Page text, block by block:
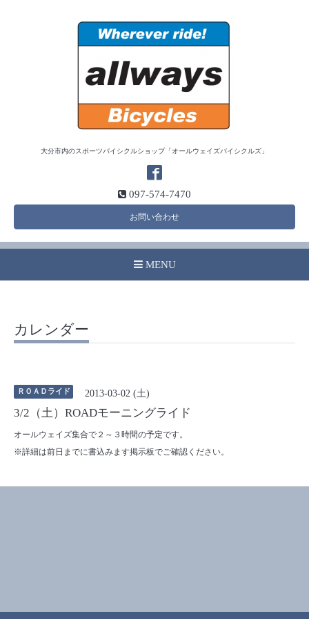
大分市内のスポーツバイシクルショップ「オールウェイズバイシクルズ」
097-574-7470
お問い合わせ
MENU
カレンダー
ＲＯＡＤライド 2013-03-02 (土)
3/2（土）ROADモーニングライド
オールウェイズ集合で２～３時間の予定です。
※詳細は前日までに書込みます掲示板でご確認ください。